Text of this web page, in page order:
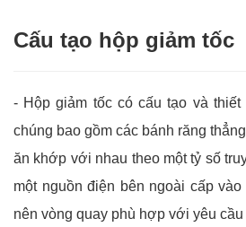
Cấu tạo hộp giảm tốc
- Hộp giảm tốc có cấu tạo và
chúng bao gồm các bánh răng
ăn khớp với nhau theo một tỷ số
một nguồn điện bên ngoài cấp
nên vòng quay phù hợp với yêu